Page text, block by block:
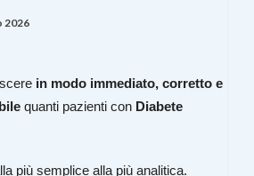
2026
in modo immediato, corretto e
quanti pazienti con Diabete
più semplice alla più analitica.